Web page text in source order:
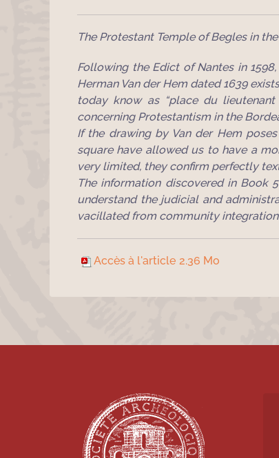
The Protestant Temple of Begles in
Following the Edict of Nantes in
Herman Van der Hem dated 1639
today know as “place du
concerning Protestantism in the
If the drawing by Van der Hem
square have allowed us to have a
very limited, they confirm perfectly
The information discovered in Book
understand the judicial and
vacillated from community
Accès à l'article 2.36 Mo